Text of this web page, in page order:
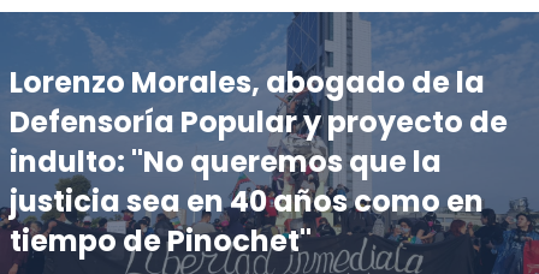
Lorenzo Morales, abogado de la
Defensoría Popular y proyecto de
indulto: "No queremos que la
justicia sea en 40 años como en
tiempo de Pinochet"